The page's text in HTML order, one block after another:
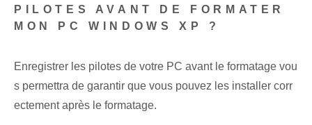
PILOTES AVANT DE FORMATER
MON PC WINDOWS XP ?
Enregistrer les pilotes de votre PC avant le formatage vou
s permettra de garantir que vous pouvez les installer corr
ectement après le formatage.